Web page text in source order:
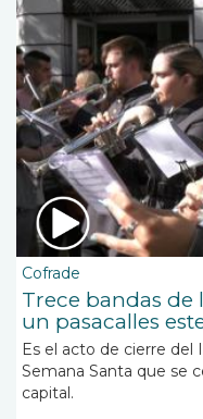
Cofrade
Trece bandas
un pasacalles
Es el acto de cierre del
Semana Santa que se
capital.